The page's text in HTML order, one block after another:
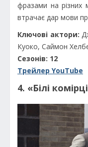
фразами на різних
втрачає дар мови
Ключові актори:
Куоко, Саймон
Сезонів: 12
Трейлер YouTube
4. «Білі